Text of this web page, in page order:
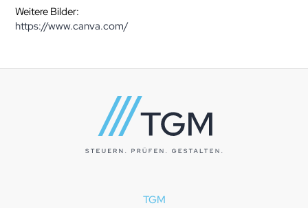
Weitere Bilder:
https://www.canva.com/
TGM